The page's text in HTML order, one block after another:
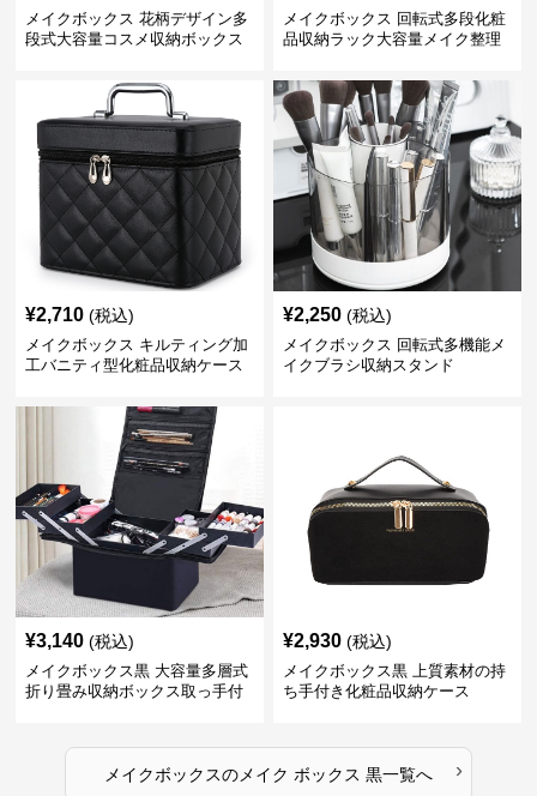
メイクボックス 花柄デザイン多
段式大容量コスメ収納ボックス
メイクボックス 回転式多段化粧
品収納ラック大容量メイク整理
¥2,710 (税込)
メイクボックス キルティング加
工バニティ型化粧品収納ケース
¥2,250 (税込)
メイクボックス 回転式多機能メ
イクブラシ収納スタンド
¥3,140 (税込)
メイクボックス黒 大容量多層式
折り畳み収納ボックス取っ手付
¥2,930 (税込)
メイクボックス黒 上質素材の持
ち手付き化粧品収納ケース
メイクボックスのメイク ボックス 黒一覧へ ›